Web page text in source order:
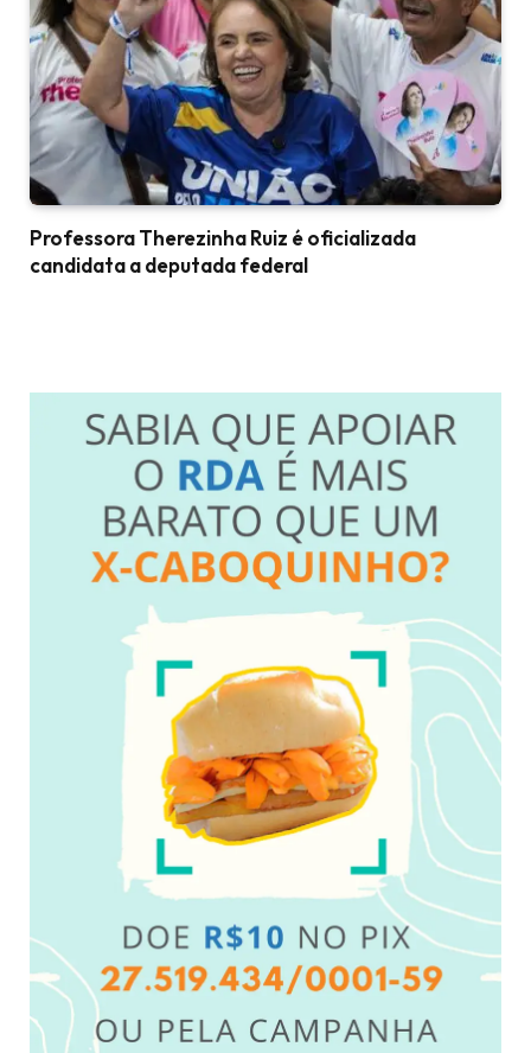
Professora Therezinha Ruiz é oficializada
candidata a deputada federal